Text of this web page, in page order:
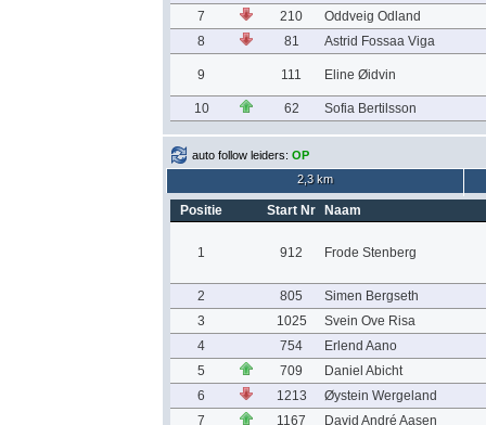
7
210
Oddveig Odland
8
81 Astrid Fossaa Viga
9 111 Eline Øidvin
10 62 Sofia Bertilsson
auto follow leiders: OP
2,3 km
Positie Start Nr Naam
1 912 Frode Stenberg
2 805
Simen Bergseth
3
1025
Svein Ove Risa
4
754
Erlend Aano
5
709
Daniel Abicht
6
1213
Øystein Wergeland
7
1167
David André Aasen